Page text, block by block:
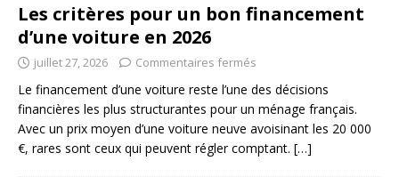
Les critères pour un bon financement
d’une voiture en 2026
juillet 27, 2026 Commentaires fermés
Le financement d’une voiture reste l’une des décisions
financières les plus structurantes pour un ménage français.
Avec un prix moyen d’une voiture neuve avoisinant les 20 000
€, rares sont ceux qui peuvent régler comptant. […]